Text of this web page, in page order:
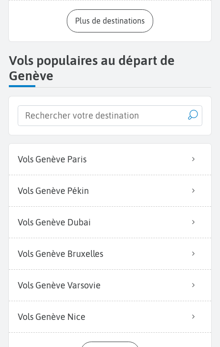
Plus de destinations
Vols populaires au départ de
Genève
Vols Genève Paris
Vols Genève Pékin
Vols Genève Dubai
Vols Genève Bruxelles
Vols Genève Varsovie
Vols Genève Nice